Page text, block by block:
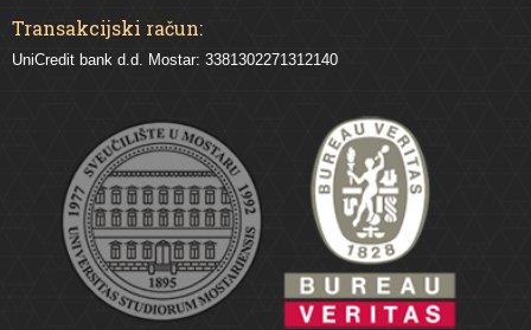
Transakcijski račun:
UniCredit bank d.d. Mostar: 3381302271312140